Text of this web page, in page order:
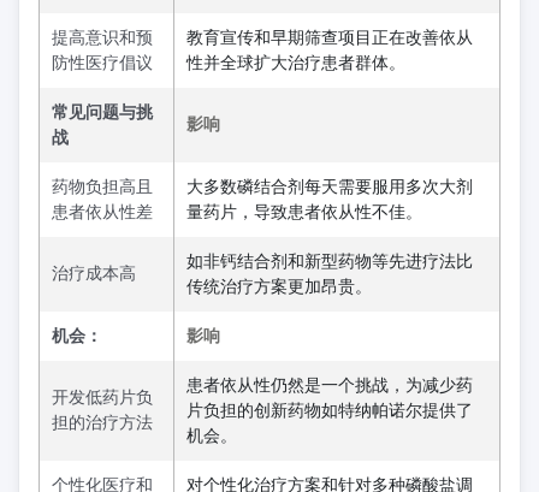
提高意识和预
防性医疗倡议
教育宣传和早期筛查项目正在改善依从
性并全球扩大治疗患者群体。
常见问题与挑
战
影响
药物负担高且
患者依从性差
大多数磷结合剂每天需要服用多次大剂
量药片，导致患者依从性不佳。
治疗成本高
如非钙结合剂和新型药物等先进疗法比
传统治疗方案更加昂贵。
机会： 影响
开发低药片负
担的治疗方法
患者依从性仍然是一个挑战，为减少药
片负担的创新药物如特纳帕诺尔提供了
机会。
个性化医疗和
对个性化治疗方案和针对多种磷酸盐调